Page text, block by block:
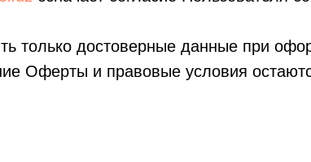
только достоверные данные при
Оферты и правовые условия